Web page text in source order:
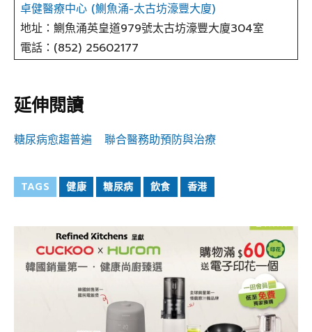
卓健醫療中心 (鰂魚涌-太古坊濠豐大廈)
地址：鰂魚涌英皇道979號太古坊濠豐大廈304室
電話：(852) 25602177
延伸閱讀
糖尿病愈趨普遍 聯合醫務助預防與治療
TAGS 健康 糖尿病 飲食 香港